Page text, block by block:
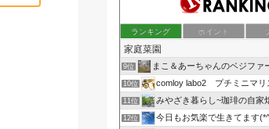
ランキング ポイント
9位 まこ＆あーちゃんのベジファ
10位 comloy labo2 プチミニマリ
11位 みやざき暮らし~珈琲の自家焙煎と
12位 今日もお気楽で生きてます